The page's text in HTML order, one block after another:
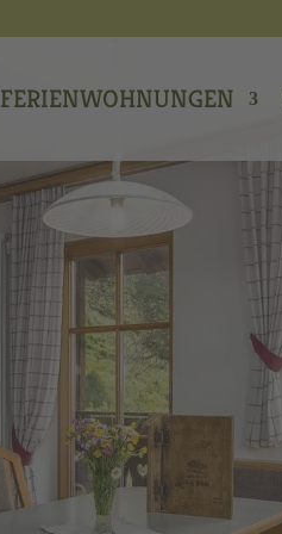
FERIENWOHNUNGEN